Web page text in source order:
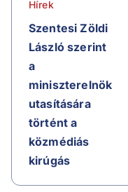
Hírek
Szentesi Zöldi
László szerint
a
miniszterelnök
utasítására
történt a
közmédiás
kirúgás